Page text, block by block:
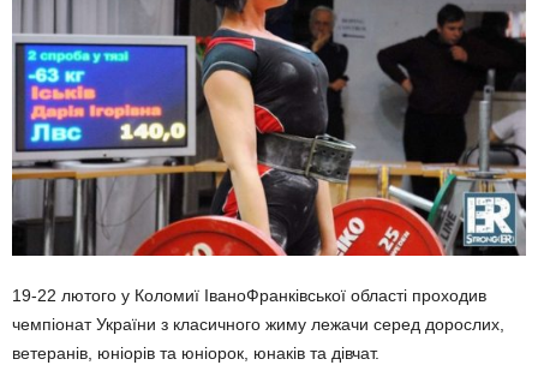
19-22 лютого у Коломиї ІваноФранківської області проходив
чемпіонат України з класичного жиму лежачи серед дорослих,
ветеранів, юніорів та юніорок, юнаків та дівчат.